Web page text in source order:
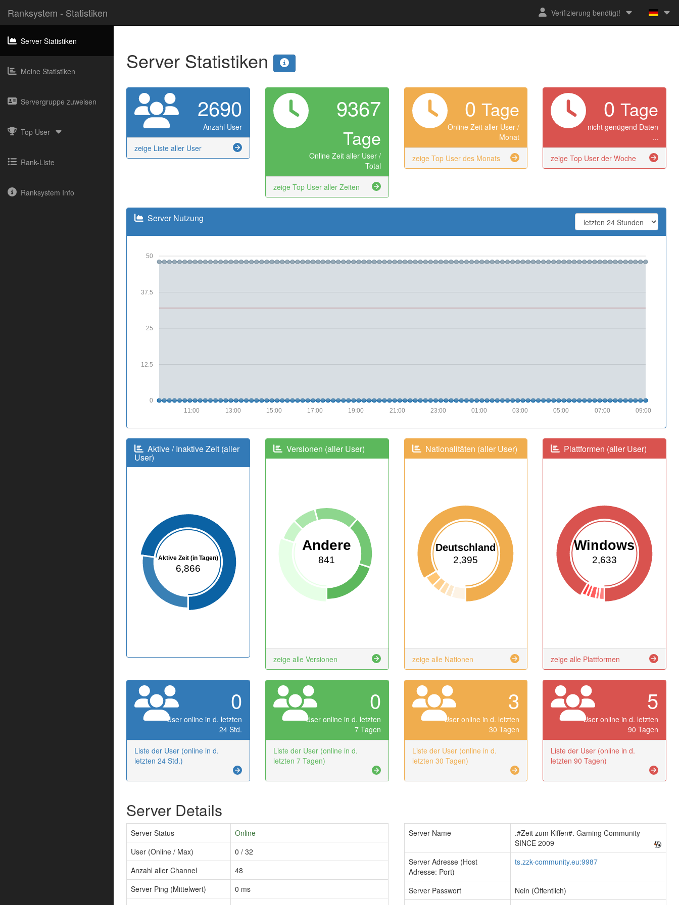
Ranksystem - Statistiken Verifizierung benötigt!
Server Statistiken
Meine Statistiken
Servergruppe zuweisen
Top User
Rank-Liste
Ranksystem Info
Server Statistiken
2690
Anzahl User
zeige Liste aller User
9367
Tage
Online Zeit aller User /
Total
zeige Top User aller Zeiten
0Tage
Online Zeit aller User /
Monat
zeige Top User des Monats
0 Tage
nicht genügend Daten
...
zeige Top User der Woche
Server Nutzung
0
12.5
25
37.5
50
09:00
07:00
05:00
03:00
01:00
23:00
21:00
19:00
17:00
15:00
13:00
11:00
Aktive / Inaktive Zeit (aller
User)
Aktive Zeit (in Tagen)
6,866
Versionen (aller User)
Andere
841
zeige alle Versionen
Nationalitäten (aller User)
Deutschland
2,395
zeige alle Nationen
Plattformen (aller User)
Windows
2,633
zeige alle Plattformen
0
User online in d. letzten
24 Std.
Liste der User (online in d.
letzten 24 Std.)
0
User online in d. letzten
7 Tagen
Liste der User (online in d.
letzten 7 Tagen)
3
User online in d. letzten
30 Tagen
Liste der User (online in d.
letzten 30 Tagen)
5
User online in d. letzten
90 Tagen
Liste der User (online in d.
letzten 90 Tagen)
Server Details
Server Status
Online
User (Online / Max)
0 / 32
Anzahl aller Channel
48
Server Ping (Mittelwert)
0 ms
Server Name
.#Zeit zum Kiffen#. Gaming Community
SINCE 2009
Server Adresse (Host
Adresse: Port)
ts.zzk-community.eu:9987
Server Passwort
Nein (Öffentlich)